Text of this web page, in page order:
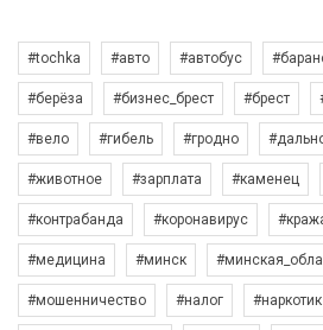
#tochka #авто #автобус
#берёза #бизнес_брест #брест
#вело #гибель #гродно
#животное #зарплата #каменец
#контрабанда #коронавирус
#медицина #минск
#мошенничество #налог #наркотик